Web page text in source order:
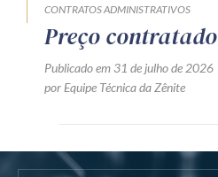
CONTRATOS ADMINISTRATIVOS
Preço contratado
Publicado em 31 de julho de 2026
por Equipe Técnica da Zênite